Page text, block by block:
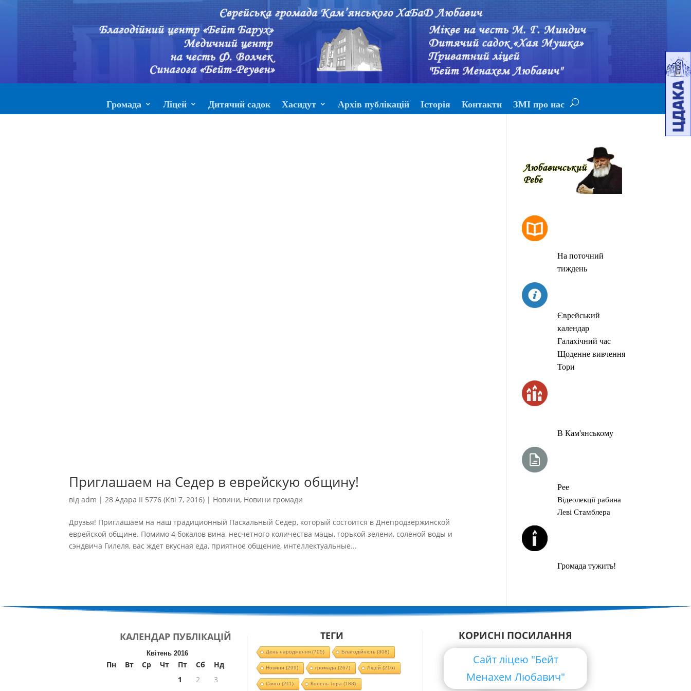
Громада Ліцей Дитячий садок Хасидут Архів публікацій Історія Контакти ЗМІ про нас
Приглашаем на Седер в еврейскую общину!
відadm |28 Адара II 5776 (Кві 7, 2016) | Новини, Новини громади
Друзья! Приглашаем на наш традиционный Пасхальный Седер, который состоится в Днепродзержинской
еврейской общине. Помимо 4 бокалов вина, несчетного количества мацы, горькой зелени, соленой воды и
сэндвича Гилеля, вас ждет вкусная еда, приятное общение, интеллектуальные...
На поточний
тиждень
Єврейський
календар
Галахічний час
Щоденне вивчення
Тори
В Кам'янському
Рее
Відеолекції рабина
Леві Стамблера
Громада тужить!
КАЛЕНДАР ПУБЛІКАЦІЙ
Квітень 2016
Пн Вт Ср Чт Пт Сб
Нд
1
2
3
ТЕГИ
День народження(705) Благодійність (308)
Новини (299) громада (267) Ліцей (216)
Свято (211) Колель Тора (188)
КОРИСНІ ПОСИЛАННЯ
Сайт ліцею "Бейт
Менахем Любавич"